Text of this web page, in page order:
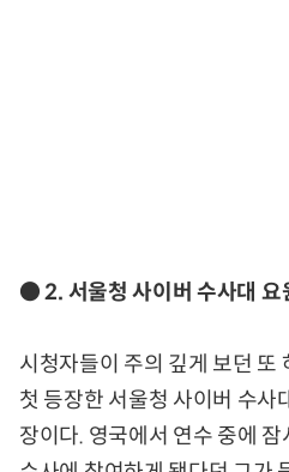
● 2. 서울청 사이버 수사대 요
시청자들이 주의 깊게 보던 또
첫 등장한 서울청 사이버 수사
장이다. 영국에서 연수 중에